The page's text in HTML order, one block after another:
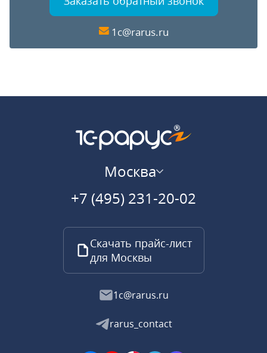
1c@rarus.ru
Москва
+7 (495) 231-20-02
Скачать прайс-лист
для Москвы
1c@rarus.ru
rarus_contact